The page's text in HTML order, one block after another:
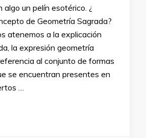
algo un pelín esotérico. ¿
de Geometría Sagrada?
atenemos a la explicación
la expresión geometría
al conjunto de formas
se encuentran presentes en
…